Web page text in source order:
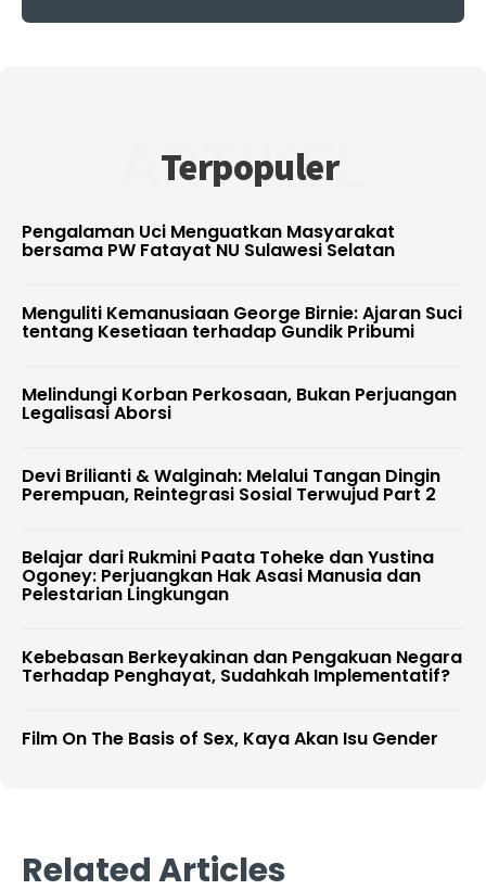
Terpopuler
ARTIKEL
Pengalaman Uci Menguatkan Masyarakat
bersama PW Fatayat NU Sulawesi Selatan
Menguliti Kemanusiaan George Birnie: Ajaran Suci
tentang Kesetiaan terhadap Gundik Pribumi
Melindungi Korban Perkosaan, Bukan Perjuangan
Legalisasi Aborsi
Devi Brilianti & Walginah: Melalui Tangan Dingin
Perempuan, Reintegrasi Sosial Terwujud Part 2
Belajar dari Rukmini Paata Toheke dan Yustina
Ogoney: Perjuangkan Hak Asasi Manusia dan
Pelestarian Lingkungan
Kebebasan Berkeyakinan dan Pengakuan Negara
Terhadap Penghayat, Sudahkah Implementatif?
Film On The Basis of Sex, Kaya Akan Isu Gender
Related Articles